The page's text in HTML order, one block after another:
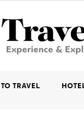
TRAVEL